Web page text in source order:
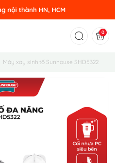
0
Máy xay sinh tố Sunhouse SHD5322